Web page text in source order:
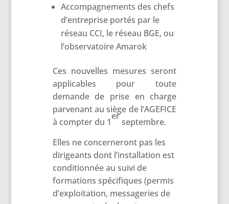
Accompagnements des chefs
d’entreprise portés par le
réseau CCI, le réseau BGE, ou
l’observatoire Amarok
Ces nouvelles mesures seront
applicables pour toute
demande de prise en charge
parvenant au siège de l’AGEFICE
à compter du 1
er
septembre.
Elles ne concerneront pas les
dirigeants dont l’installation est
conditionnée au suivi de
formations spécifiques (permis
d’exploitation, messageries de